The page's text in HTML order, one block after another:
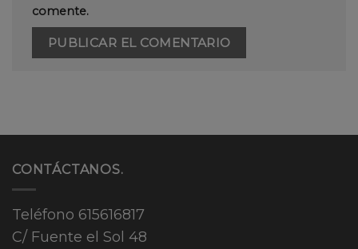
comente.
CONTÁCTANOS.
Teléfono 615616817
C/ Fuente el Sol 48